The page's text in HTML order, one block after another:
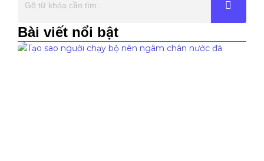
Bài viết nổi bật